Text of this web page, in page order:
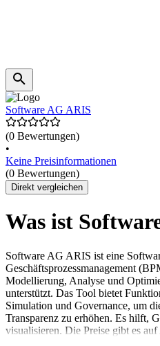
Software AG ARIS
(0 Bewertungen)
•
Keine Preisinformationen
(0 Bewertungen)
Direkt vergleichen
Was ist
Software AG ARIS ist eine
Geschäftsprozessmanagement
Modellierung, Analyse und
unterstützt. Das Tool bietet
Simulation und Governance, um
Transparenz zu erhöhen. Es hilft,
visualisieren. Die Preise gibt es